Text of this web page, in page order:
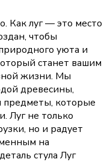
Как луг — это место
чтобы
уюта и
станет вашим
жизни. Мы
древесины,
предметы, которые
Луг не только
но и радует
на
стула Луг